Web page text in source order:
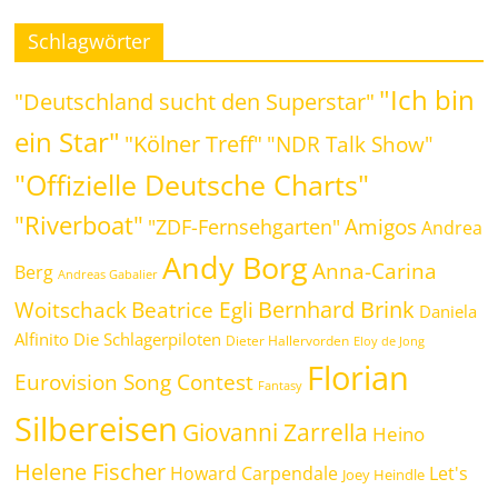
Schlagwörter
"Deutschland sucht den Superstar" "Ich bin
ein Star" "Kölner Treff" "NDR Talk Show"
"Offizielle Deutsche Charts"
"Riverboat" "ZDF-Fernsehgarten" Amigos Andrea
Berg Andreas Gabalier Andy Borg Anna-Carina
WoitschackBeatrice Egli Bernhard Brink Daniela
Alfinito Die Schlagerpiloten Dieter Hallervorden Eloy de Jong
Eurovision Song Contest Fantasy Florian
Silbereisen Giovanni Zarrella Heino
Helene Fischer Howard Carpendale Joey Heindle Let's